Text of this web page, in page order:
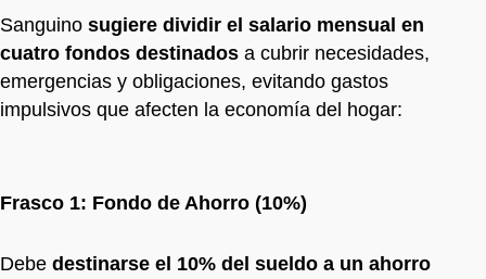
Sanguino sugiere dividir el salario mensual en
cuatro fondos destinados a cubrir necesidades,
emergencias y obligaciones, evitando gastos
impulsivos que afecten la economía del hogar:
Frasco 1: Fondo de Ahorro (10%)
Debe destinarse el 10% del sueldo a un ahorro